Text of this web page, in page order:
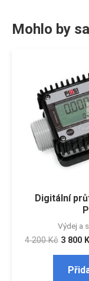
Mohlo by
Digitální
Výdej a
4 200Kč 3 800